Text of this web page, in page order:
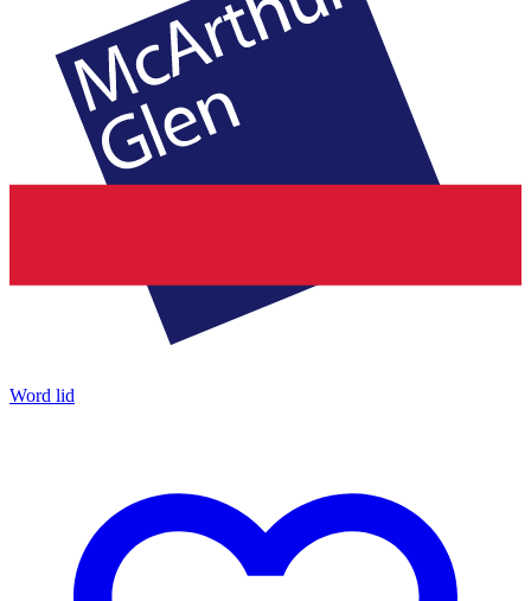
Word lid